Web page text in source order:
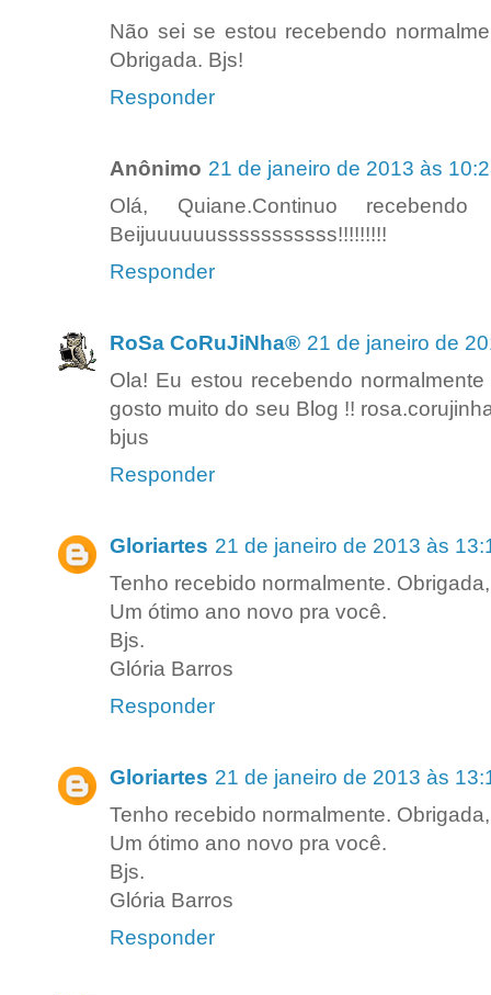
Não sei se estou recebendo
Obrigada. Bjs!
Responder
Anônimo 21 de janeiro de 2013 às
Olá, Quiane.Continuo
Beijuuuuuusssssssssss!!!!!!!!!
Responder
RoSa CoRuJiNha® 21 de janeiro de
Ola! Eu estou recebendo
gosto muito do seu Blog !!
bjus
Responder
Gloriartes 21 de janeiro de 2013 às
Tenho recebido normalmente.
Um ótimo ano novo pra você.
Bjs.
Glória Barros
Responder
Gloriartes 21 de janeiro de 2013 às
Tenho recebido normalmente.
Um ótimo ano novo pra você.
Bjs.
Glória Barros
Responder